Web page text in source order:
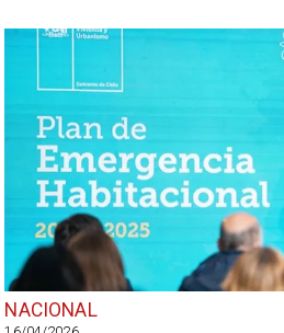
NACIONAL